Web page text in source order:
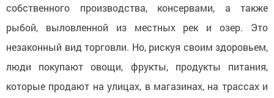
собственного производства, консервами, а также
рыбой, выловленной из местных рек и озер. Это
незаконный вид торговли. Но, рискуя своим здоровьем,
люди покупают овощи, фрукты, продукты питания,
которые продают на улицах, в магазинах, на трассах и